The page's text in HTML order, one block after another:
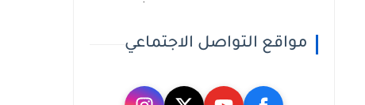
مواقع التواصل الاجتماعي